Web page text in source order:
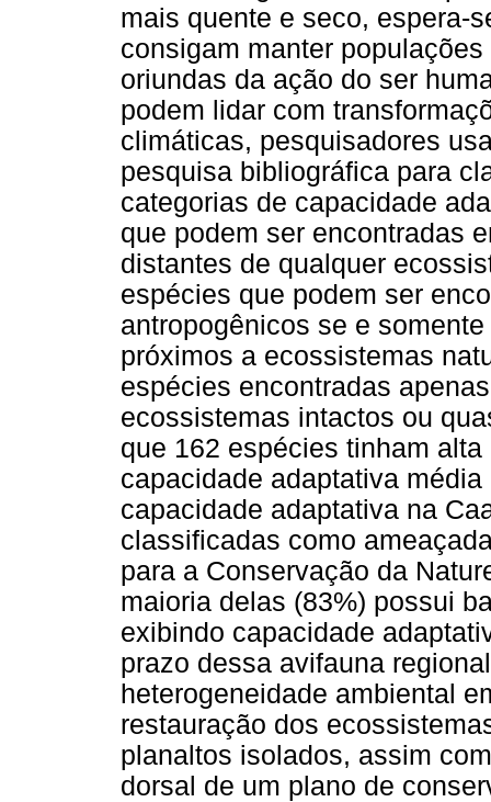
mais quente e seco, espera-
consigam manter
oriundas da ação do ser
podem lidar com
climáticas, pesquisadores
pesquisa bibliográfica para
categorias de capacidade
que podem ser encontradas
distantes de qualquer
espécies que podem ser
antropogênicos se e
próximos a ecossistemas
espécies encontradas
ecossistemas intactos ou
que 162 espécies tinham
capacidade adaptativa
capacidade adaptativa na
classificadas como
para a Conservação da
maioria delas (83%) possui
exibindo capacidade
prazo dessa avifauna
heterogeneidade ambiental
restauração dos
planaltos isolados, assim
dorsal de um plano de